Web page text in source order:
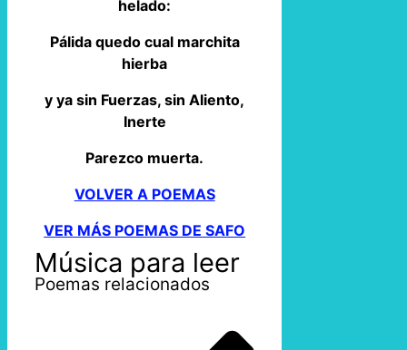
helado:
Pálida quedo cual marchita
hierba
y ya sin Fuerzas, sin Aliento,
Inerte
Parezco muerta.
VOLVER A POEMAS
VER MÁS POEMAS DE SAFO
Música para leer
Poemas relacionados